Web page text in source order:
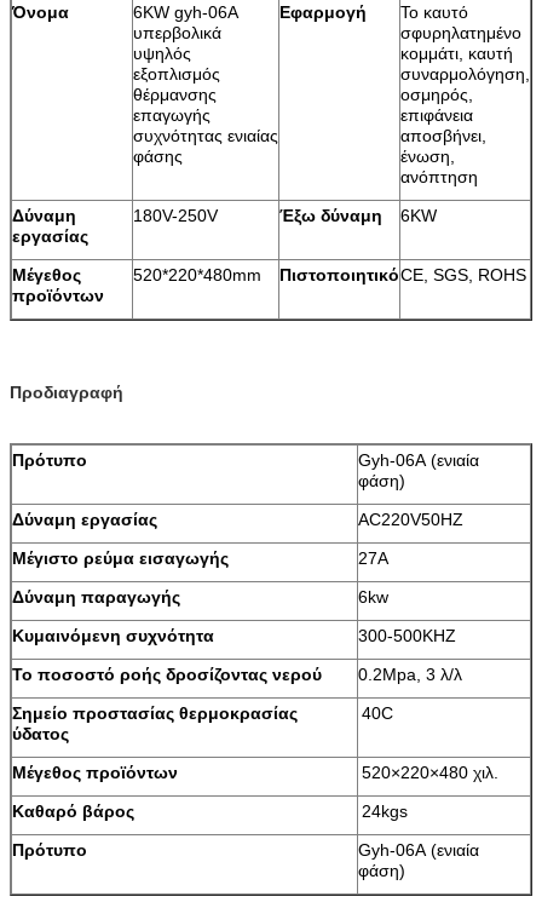
Όνομα
6KW gyh-06A
υπερβολικά
υψηλός
εξοπλισμός
θέρμανσης
επαγωγής
συχνότητας ενιαίας
φάσης
Εφαρμογή
Το καυτό
σφυρηλατημένο
κομμάτι, καυτή
συναρμολόγηση,
οσμηρός,
επιφάνεια
αποσβήνει,
ένωση,
ανόπτηση
Δύναμη
εργασίας
180V-250V Έξω δύναμη 6KW
Μέγεθος
προϊόντων
520*220*480mm ΠιστοποιητικόCE, SGS, ROHS
Προδιαγραφή
Πρότυπο
Gyh-06A (ενιαία
φάση)
Δύναμη εργασίας
AC220V50HZ
Μέγιστο ρεύμα εισαγωγής
27A
Δύναμη παραγωγής
6kw
Κυμαινόμενη συχνότητα
300-500KHZ
Το ποσοστό ροής δροσίζοντας νερού
0.2Mpa, 3 λ/λ
Σημείο προστασίας θερμοκρασίας
ύδατος
40C
Μέγεθος προϊόντων
520×220×480 χιλ.
Καθαρό βάρος
24kgs
Πρότυπο
Gyh-06A (ενιαία
φάση)